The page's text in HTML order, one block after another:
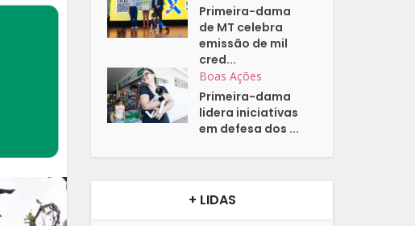
Primeira-dama
de MT celebra
emissão de mil
cred...
Boas Ações
Primeira-dama
lidera iniciativas
em defesa dos ...
+ LIDAS